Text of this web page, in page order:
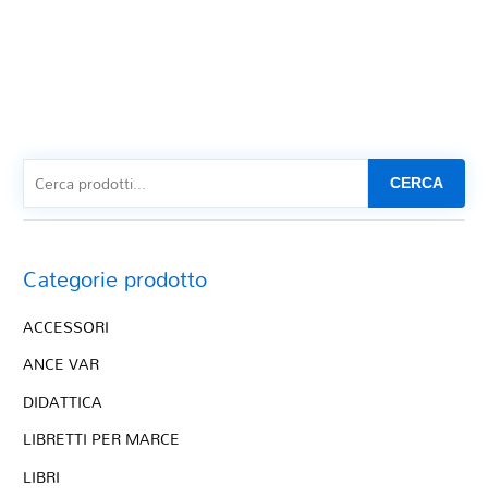
CERCA
Categorie prodotto
ACCESSORI
ANCE VAR
DIDATTICA
LIBRETTI PER MARCE
LIBRI